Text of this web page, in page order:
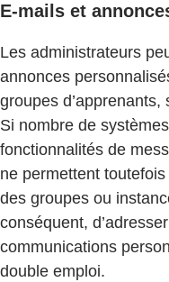
E-mails et
Les administrateurs
annonces
groupes d’apprenants,
Si nombre de
fonctionnalités de
ne permettent
des groupes ou
conséquent,
communications
double emploi.